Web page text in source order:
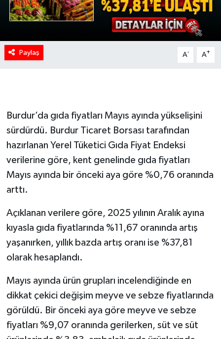
Paylaş A- A+
Burdur’da gıda fiyatları Mayıs ayında yükselişini
sürdürdü. Burdur Ticaret Borsası tarafından
hazırlanan Yerel Tüketici Gıda Fiyat Endeksi
verilerine göre, kent genelinde gıda fiyatları
Mayıs ayında bir önceki aya göre %0,76 oranında
arttı.
Açıklanan verilere göre, 2025 yılının Aralık ayına
kıyasla gıda fiyatlarında %11,67 oranında artış
yaşanırken, yıllık bazda artış oranı ise %37,81
olarak hesaplandı.
Mayıs ayında ürün grupları incelendiğinde en
dikkat çekici değişim meyve ve sebze fiyatlarında
görüldü. Bir önceki aya göre meyve ve sebze
fiyatları %9,07 oranında gerilerken, süt ve süt